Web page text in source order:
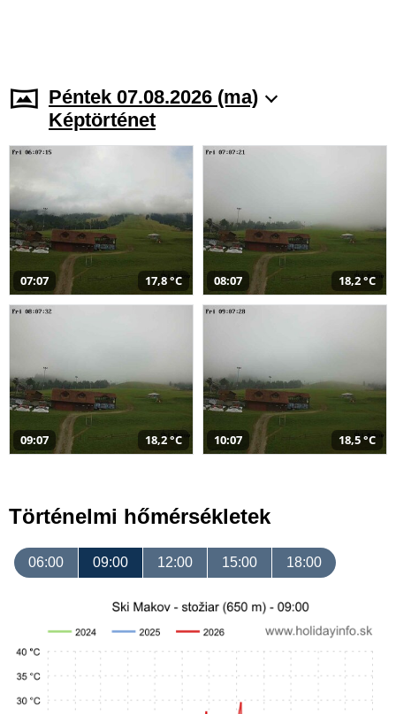
Péntek 07.08.2026 (ma)
Képtörténet
07:07 17,8 °C 08:07 18,2 °C
09:07 18,2 °C 10:07 18,5 °C
Történelmi hőmérsékletek
06:00 09:00 12:00 15:00 18:00